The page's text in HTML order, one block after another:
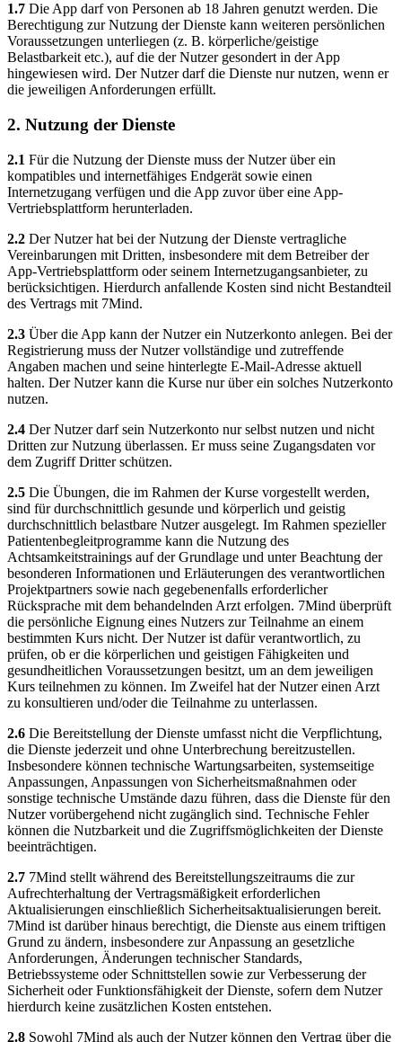
1.7 Die App darf von Personen ab 18 Jahren genutzt werden. Die
Berechtigung zur Nutzung der Dienste kann weiteren persönlichen
Voraussetzungen unterliegen (z. B. körperliche/geistige
Belastbarkeit etc.), auf die der Nutzer gesondert in der App
hingewiesen wird. Der Nutzer darf die Dienste nur nutzen, wenn er
die jeweiligen Anforderungen erfüllt.
2. Nutzung der Dienste
2.1 Für die Nutzung der Dienste muss der Nutzer über ein
kompatibles und internetfähiges Endgerät sowie einen
Internetzugang verfügen und die App zuvor über eine App-
Vertriebsplattform herunterladen.
2.2 Der Nutzer hat bei der Nutzung der Dienste vertragliche
Vereinbarungen mit Dritten, insbesondere mit dem Betreiber der
App-Vertriebsplattform oder seinem Internetzugangsanbieter, zu
berücksichtigen. Hierdurch anfallende Kosten sind nicht Bestandteil
des Vertrags mit 7Mind.
2.3 Über die App kann der Nutzer ein Nutzerkonto anlegen. Bei der
Registrierung muss der Nutzer vollständige und zutreffende
Angaben machen und seine hinterlegte E-Mail-Adresse aktuell
halten. Der Nutzer kann die Kurse nur über ein solches Nutzerkonto
nutzen.
2.4 Der Nutzer darf sein Nutzerkonto nur selbst nutzen und nicht
Dritten zur Nutzung überlassen. Er muss seine Zugangsdaten vor
dem Zugriff Dritter schützen.
2.5 Die Übungen, die im Rahmen der Kurse vorgestellt werden,
sind für durchschnittlich gesunde und körperlich und geistig
durchschnittlich belastbare Nutzer ausgelegt. Im Rahmen spezieller
Patientenbegleitprogramme kann die Nutzung des
Achtsamkeitstrainings auf der Grundlage und unter Beachtung der
besonderen Informationen und Erläuterungen des verantwortlichen
Projektpartners sowie nach gegebenenfalls erforderlicher
Rücksprache mit dem behandelnden Arzt erfolgen. 7Mind überprüft
die persönliche Eignung eines Nutzers zur Teilnahme an einem
bestimmten Kurs nicht. Der Nutzer ist dafür verantwortlich, zu
prüfen, ob er die körperlichen und geistigen Fähigkeiten und
gesundheitlichen Voraussetzungen besitzt, um an dem jeweiligen
Kurs teilnehmen zu können. Im Zweifel hat der Nutzer einen Arzt
zu konsultieren und/oder die Teilnahme zu unterlassen.
2.6 Die Bereitstellung der Dienste umfasst nicht die Verpflichtung,
die Dienste jederzeit und ohne Unterbrechung bereitzustellen.
Insbesondere können technische Wartungsarbeiten, systemseitige
Anpassungen, Anpassungen von Sicherheitsmaßnahmen oder
sonstige technische Umstände dazu führen, dass die Dienste für den
Nutzer vorübergehend nicht zugänglich sind. Technische Fehler
können die Nutzbarkeit und die Zugriffsmöglichkeiten der Dienste
beeinträchtigen.
2.7 7Mind stellt während des Bereitstellungszeitraums die zur
Aufrechterhaltung der Vertragsmäßigkeit erforderlichen
Aktualisierungen einschließlich Sicherheitsaktualisierungen bereit.
7Mind ist darüber hinaus berechtigt, die Dienste aus einem triftigen
Grund zu ändern, insbesondere zur Anpassung an gesetzliche
Anforderungen, Änderungen technischer Standards,
Betriebssysteme oder Schnittstellen sowie zur Verbesserung der
Sicherheit oder Funktionsfähigkeit der Dienste, sofern dem Nutzer
hierdurch keine zusätzlichen Kosten entstehen.
2.8 Sowohl 7Mind als auch der Nutzer können den Vertrag über die